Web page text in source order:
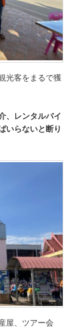
光客をまるで獲
、レンタルバイ
いらないと断り
屋、ツアー会